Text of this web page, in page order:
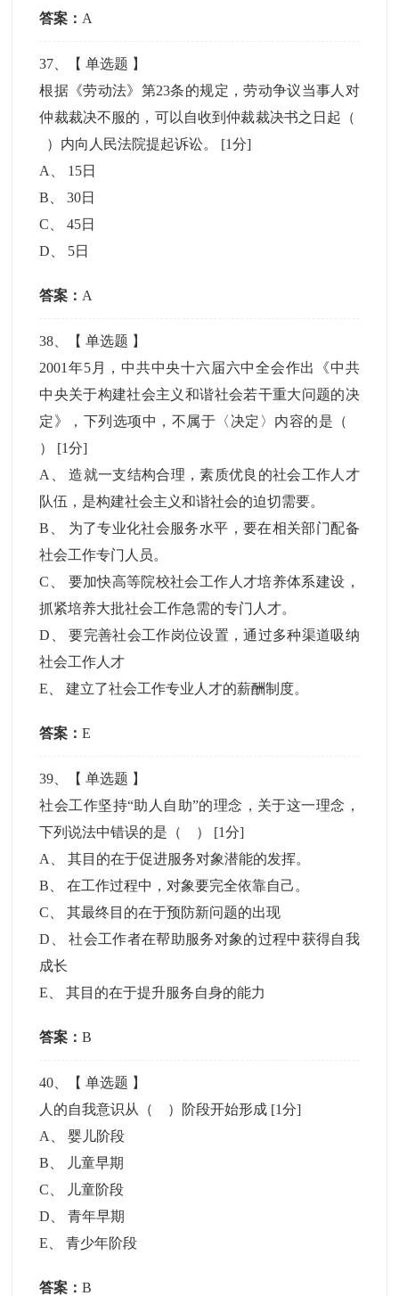
答案： A
37 、【单选题 】
根据《劳动法》第23条的规定，劳动争议当事人对
仲裁裁决不服的，可以自收到仲裁裁决书之日起（
）内向人民法院提起诉讼。 [1分]
A
15日
B 、30日
C 、45日
D
5日
答案： A
38 、【单选题 】
2001年5月，中共中央十六届六中全会作出《中共
中央关于构建社会主义和谐社会若干重大问题的决
定》，下列选项中，不属于〈决定〉内容的是（
） [1分]
A
、造就一支结构合理，素质优良的社会工作人才
队伍，是构建社会主义和谐社会的迫切需要。
B
为了专业化社会服务水平，要在相关部门配备
社会工作专门人员。
C
要加快高等院校社会工作人才培养体系建设，
抓紧培养大批社会工作急需的专门人才。
D 、要完善社会工作岗位设置，通过多种渠道吸纳
社会工作人才
E 、建立了社会工作专业人才的薪酬制度。
答案：E
39 、【单选题 】
社会工作坚持“助人自助”的理念，关于这一理念，
下列说法中错误的是（ ） [1分]
A
、其目的在于促进服务对象潜能的发挥。
B 、在工作过程中，对象要完全依靠自己。
C 、其最终目的在于预防新问题的出现
D 、社会工作者在帮助服务对象的过程中获得自我
成长
E 、其目的在于提升服务自身的能力
答案：B
40 、【单选题 】
人的自我意识从（ ）阶段开始形成 [1分]
A
、婴儿阶段
B
儿童早期
C
儿童阶段
D 、青年早期
E 、青少年阶段
答案：B